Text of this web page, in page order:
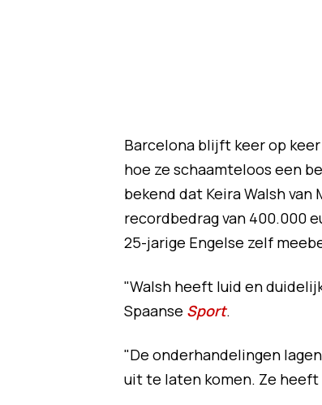
Barcelona blijft keer op
hoe ze schaamteloos een
bekend dat Keira Walsh
recordbedrag van 400.000
25-jarige Engelse zelf
"Walsh heeft luid en
Spaanse Sport.
"De onderhandelingen
uit te laten komen. Ze